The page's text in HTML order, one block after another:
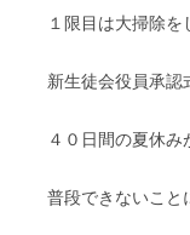
１限目は大掃除を
新生徒会役員承認
４０日間の夏休み
普段できないこと